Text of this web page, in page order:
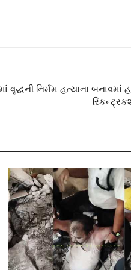
વૃદ્ધની નિર્મમ હત્યાના બનાવમાં